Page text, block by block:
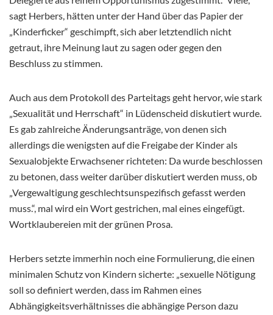
sagt Herbers, hätten unter der Hand über das Papier der
„Kinderficker“ geschimpft, sich aber letztendlich nicht
getraut, ihre Meinung laut zu sagen oder gegen den
Beschluss zu stimmen.
Auch aus dem Protokoll des Parteitags geht hervor, wie stark
„Sexualität und Herrschaft“ in Lüdenscheid diskutiert wurde.
Es gab zahlreiche Änderungsanträge, von denen sich
allerdings die wenigsten auf die Freigabe der Kinder als
Sexualobjekte Erwachsener richteten: Da wurde beschlossen
zu betonen, dass weiter darüber diskutiert werden muss, ob
„Vergewaltigung geschlechtsunspezifisch gefasst werden
muss.“, mal wird ein Wort gestrichen, mal eines eingefügt.
Wortklaubereien mit der grünen Prosa.
Herbers setzte immerhin noch eine Formulierung, die einen
minimalen Schutz von Kindern sicherte: „sexuelle Nötigung
soll so definiert werden, dass im Rahmen eines
Abhängigkeitsverhältnisses die abhängige Person dazu